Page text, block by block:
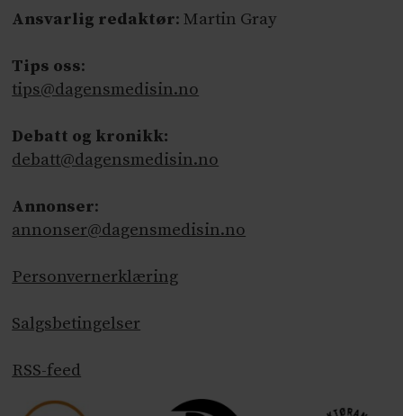
Ansvarlig redaktør: Martin Gray
Tips oss:
tips@dagensmedisin.no
Debatt og kronikk:
debatt@dagensmedisin.no
Annonser:
annonser@dagensmedisin.no
Personvernerklæring
Salgsbetingelser
RSS-feed